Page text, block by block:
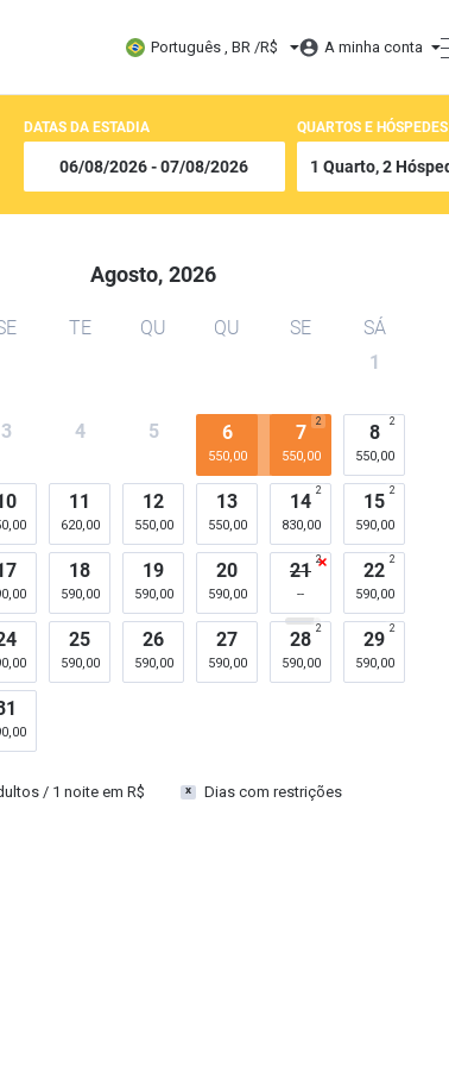
Português , BR /R$ A minha conta
DATAS DA ESTADIA QUARTOS E HÓSPEDES
Agosto, 2026
TE QU QU SE
SÁ
1
3 4 5 6
550,00
7
550,00
2 8
550,00
2
11
620,00
12
550,00
13
550,00
14
830,00
2 15
590,00
2
18
590,00
19
590,00
20
590,00
21 2 22
590,00
2
25
590,00
26
590,00
27
590,00
28
590,00
2 29
590,00
2
/ 1 noite em R$ x Dias com restrições